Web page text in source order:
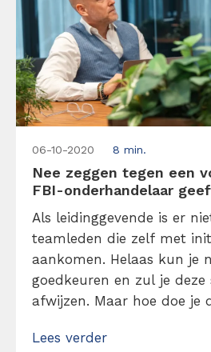
06-10-2020 8 min.
Nee zeggen tegen een
FBI-onderhandelaar
Als leidinggevende is er
teamleden die zelf met
aankomen. Helaas kun je
goedkeuren en zul je deze
afwijzen. Maar hoe doe je
idee als ware ‘gijzelt’?
Lees verder